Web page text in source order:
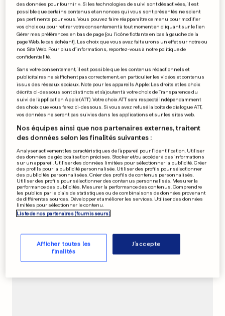
SHOPPING
Le Luxembourg aussi organise
le «Black Friday»
1 0
GOLF
Mickelson parie 200 000
dollars sur un birdie
0
ET POURQUOI PAS?
Il va traverser l'Atlantique en
tonneau
0 0
PUBLICITÉ
des données pour fournir ». Si les technologies de suivi sont désactivées, il est
possible que certains contenus et annonces qui vous sont présentés ne soient
pas pertinents pour vous. Vous pouvez faire réapparaître ce menu pour modifier
vos choix ou pour retirer votre consentement à tout moment en cliquant sur le lien
Gérer mes préférences en bas de page [ou l'icône flottante en bas à gauche de la
page Web, le cas échéant]. Les choix que vous avez fait aurons un effet sur notre ou
nos Site Web. Pour plus d’informations, reportez-vous à notre politique de
confidentialité.
Sans votre consentement, il est possible que les contenus rédactionnels et
publicitaires ne s'affichent pas correctement, en particulier les vidéos et contenus
issus des réseaux sociaux. Note pour les appareils Apple: Les droits et les choix
décrits ci-dessous sont distincts et s'ajoutent à votre choix de Transparence du
suivi de l'application Apple (ATT). Votre choix ATT sera respecté indépendamment
des choix que vous ferez ci-dessous. Si vous avez refusé la boîte de dialogue ATT,
vos données ne seront pas suivies dans les applications et sur les sites web.
Nos équipes ainsi que nos partenaires externes, traitent
des données selon les finalités suivantes :
Analyser activement les caractéristiques de l’appareil pour l’identification. Utiliser
des données de géolocalisation précises. Stocker et/ou accéder à des informations
sur un appareil. Utiliser des données limitées pour sélectionner la publicité. Créer
des profils pour la publicité personnalisée. Utiliser des profils pour sélectionner
des publicités personnalisées. Créer des profils de contenus personnalisés.
Utiliser des profils pour sélectionner des contenus personnalisés. Mesurer la
performance des publicités. Mesurer la performance des contenus. Comprendre
les publics par le biais de statistiques ou de combinaisons de données provenant
de différentes sources. Développer et améliorer les services. Utiliser des données
limitées pour sélectionner le contenu.
Liste de nos partenaires (fournisseurs)
Afficher toutes les
finalités
J'accepte